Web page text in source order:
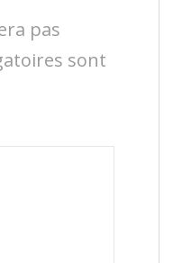
pas
sont